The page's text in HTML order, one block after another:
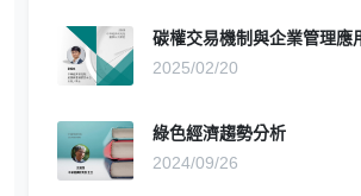
碳權交易機制與企業管理應
2025/02/20
綠色經濟趨勢分析
2024/09/26